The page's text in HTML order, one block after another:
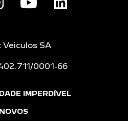
Veiculos SA
0001-66
IMPERDÍVEL
NOVOS